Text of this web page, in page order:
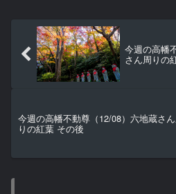
今週の高幡
さん周りの
今週の高幡不動尊（12/08）六地蔵さ
りの紅葉 その後